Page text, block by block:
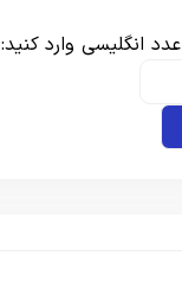
انگلیسی وارد کنید: